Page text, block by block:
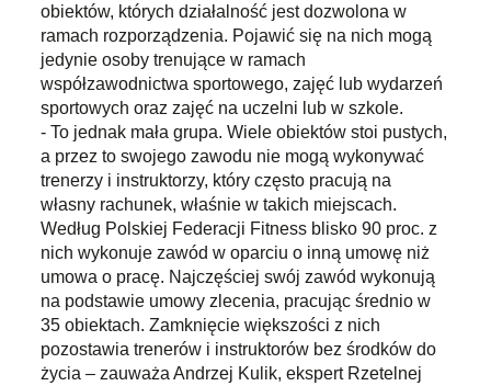
obiektów, których działalność jest dozwolona w
ramach rozporządzenia. Pojawić się na nich mogą
jedynie osoby trenujące w ramach
współzawodnictwa sportowego, zajęć lub wydarzeń
sportowych oraz zajęć na uczelni lub w szkole.
- To jednak mała grupa. Wiele obiektów stoi pustych,
a przez to swojego zawodu nie mogą wykonywać
trenerzy i instruktorzy, który często pracują na
własny rachunek, właśnie w takich miejscach.
Według Polskiej Federacji Fitness blisko 90 proc. z
nich wykonuje zawód w oparciu o inną umowę niż
umowa o pracę. Najczęściej swój zawód wykonują
na podstawie umowy zlecenia, pracując średnio w
35 obiektach. Zamknięcie większości z nich
pozostawia trenerów i instruktorów bez środków do
życia – zauważa Andrzej Kulik, ekspert Rzetelnej